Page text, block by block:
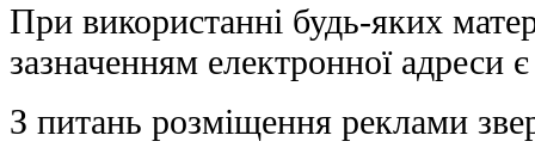
При використанні будь-яких
зазначенням електронної адреси
З питань розміщення реклами